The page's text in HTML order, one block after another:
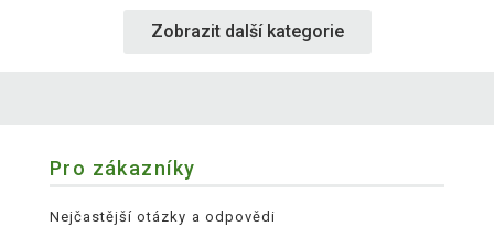
Zobrazit další kategorie
Pro zákazníky
Nejčastější otázky a odpovědi